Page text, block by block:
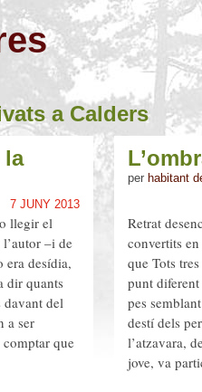
a Calders
la
7 JUNY 2013
llegir el
–i de
era desídia,
dir quants
davant del
a ser
comptar que
per habitant
Retrat
convertits
que Tots
punt
pes
destí dels
l’atzavara,
jove, va